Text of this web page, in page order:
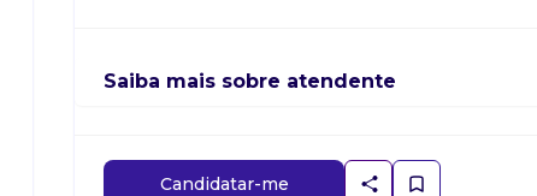
Saiba mais sobre atendente
Candidatar-me